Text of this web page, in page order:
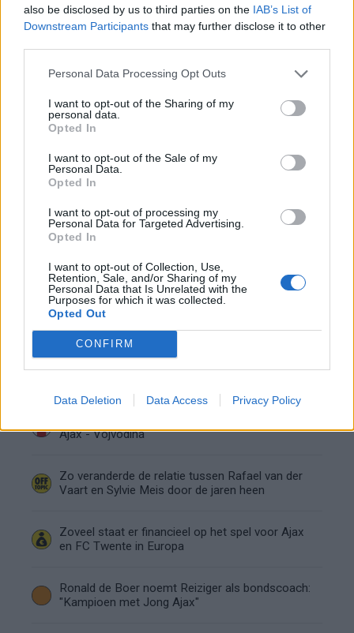
also be disclosed by us to third parties on the IAB’s List of
Downstream Participants that may further disclose it to other
Personal Data Processing Opt Outs
I want to opt-out of the Sharing of my
personal data.
Opted In
I want to opt-out of the Sale of my
Personal Data.
Opted In
I want to opt-out of processing my
Personal Data for Targeted Advertising.
Opted In
I want to opt-out of Collection, Use,
Retention, Sale, and/or Sharing of my
Personal Data that Is Unrelated with the
Purposes for which it was collected.
Opted Out
CONFIRM
Data Deletion Data Access Privacy Policy
Marcos Leonardo laat eerste indruk achter bij
Resterend oefenprogramma Ajax: waar zijn de
duels te zien
blijft cruciaal
geschiedenis
de basis bij FC Barcelona
Servische media vergelijken Ajax-talent Abdellah
Ouazane met Lionel Messi
Ajax - Vojvodina
Zo veranderde de relatie tussen Rafael van der
Vaart en Sylvie Meis door de jaren heen
Zoveel staat er financieel op het spel voor Ajax
en FC Twente in Europa
Ronald de Boer noemt Reiziger als bondscoach:
"Kampioen met Jong Ajax"